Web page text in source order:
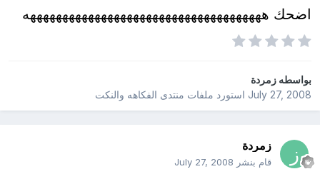
اضحك هههههههههههههههههههههههههههههههههههههه
بواسطهزمردة
July 27, 2008استورد ملفات منتدى الفكاهه والنكت
زمردة
قام بنشر July 27, 2008